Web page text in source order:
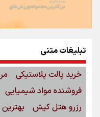
تبلیغات متنی
خرید پالت پلاستیکی
فروشنده مواد شیمیایی
رزرو هتل کیش